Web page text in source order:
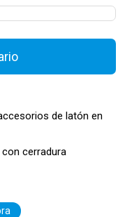
de latón en
con cerradura